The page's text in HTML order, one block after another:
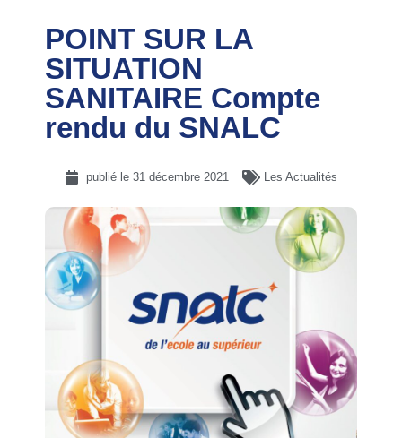
POINT SUR LA
SITUATION
SANITAIRE Compte
rendu du SNALC
publié le 31 décembre 2021 Les Actualités